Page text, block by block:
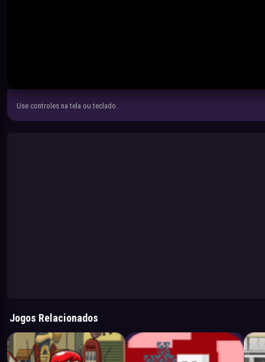
Use controles na tela ou teclado.
Jogos Relacionados